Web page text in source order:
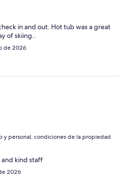
in and out. Hot tub was a great
of skiing..
de 2026
y personal, condiciones de la propiedad
and kind staff
2026